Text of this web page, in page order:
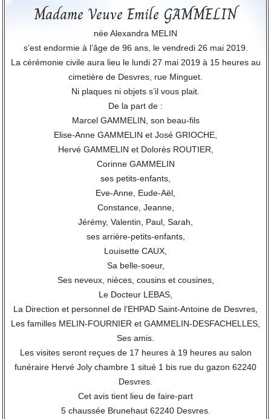
Madame Veuve Emile GAMMELIN
née Alexandra MELIN
s’est endormie à l’âge de 96 ans, le vendredi 26 mai 2019.
La cérémonie civile aura lieu le lundi 27 mai 2019 à 15 heures au
cimetière de Desvres, rue Minguet.
Ni plaques ni objets s’il vous plait.
De la part de :
Marcel GAMMELIN, son beau-fils
Elise-Anne GAMMELIN et José GRIOCHE,
Hervé GAMMELIN et Dolorès ROUTIER,
Corinne GAMMELIN
ses petits-enfants,
Eve-Anne, Eude-Aël,
Constance, Jeanne,
Jérémy, Valentin, Paul, Sarah,
ses arrière-petits-enfants,
Louisette CAUX,
Sa belle-soeur,
Ses neveux, nièces, cousins et cousines,
Le Docteur LEBAS,
La Direction et personnel de l’EHPAD Saint-Antoine de Desvres,
Les familles MELIN-FOURNIER et GAMMELIN-DESFACHELLES,
Ses amis.
Les visites seront reçues de 17 heures à 19 heures au salon
funéraire Hervé Joly chambre 1 situé 1 bis rue du gazon 62240
Desvres.
Cet avis tient lieu de faire-part
5 chaussée Brunehaut 62240 Desvres.